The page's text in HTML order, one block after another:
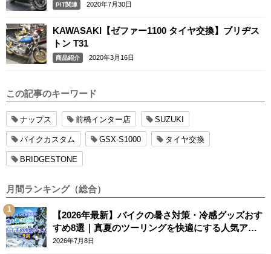
PIT関連 2020年7月30日
KAWASAKI【ゼファー1100 タイヤ交換】ブリヂス
トン T31
商品紹介 2020年3月16日
この記事のキーワード
ナップス 前橋インター店 SUZUKI
バイクカスタム GSX-S1000 タイヤ交換
BRIDGESTONE
月間ランキング（総合）
【2026年最新】バイクの暑さ対策・冷感グッズおす
すめ8選｜真夏のツーリングを快適にする人気アイ
テム
2026年7月8日